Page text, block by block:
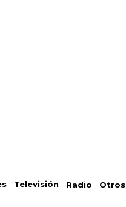
Televisión Radio Otros